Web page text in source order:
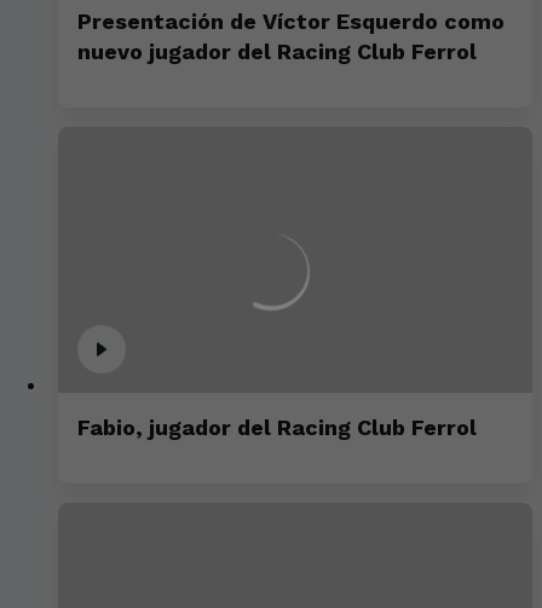
Presentación de Víctor Esquerdo como
nuevo jugador del Racing Club Ferrol
Fabio, jugador del Racing Club Ferrol